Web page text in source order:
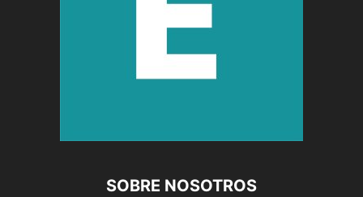
SOBRE NOSOTROS